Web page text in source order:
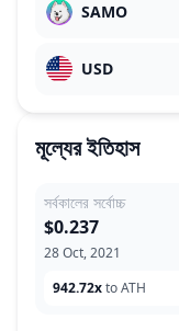
SAMO
USD
মূল্যের ইতিহাস
সর্বকালের সর্বোচ্চ
28 Oct, 2021
$0.237
942.72xto ATH